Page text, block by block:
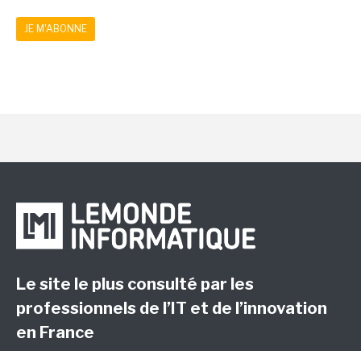
JE M'ABONNE
Le site le plus consulté par les
professionnels de l’IT et de l’innovation
en France